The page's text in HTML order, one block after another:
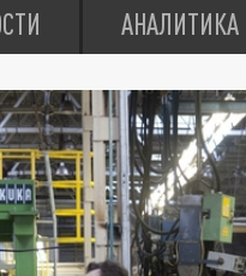
АНАЛИТИКА